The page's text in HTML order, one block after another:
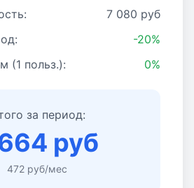
7 080 руб
-20%
(1 польз.): 0%
за период:
руб
472 руб/мес